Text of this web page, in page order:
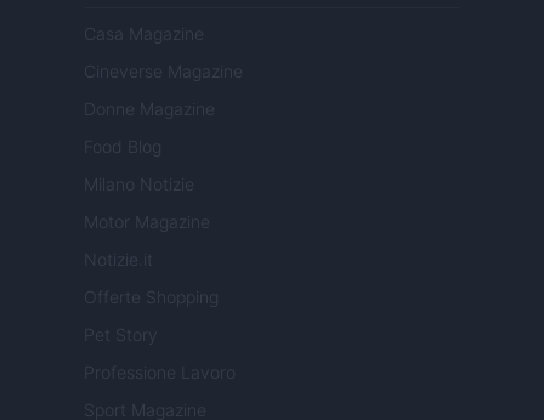
Casa Magazine
Cineverse Magazine
Donne Magazine
Food Blog
Milano Notizie
Motor Magazine
Notizie.it
Offerte Shopping
Pet Story
Professione Lavoro
Sport Magazine